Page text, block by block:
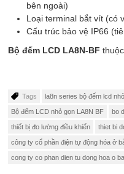
bên ngoài)
Loại terminal bắt vít (có
Cấu trúc bảo vệ IP66
Bộ đếm LCD LA8N-BF
Tags la8n series bộ đếm lcd
Bộ đếm LCD nhỏ gọn LA8N BF bo
thiết bị đo lường điều khiển thiet bi
công ty cổ phần điện tự động hóa ở
cong ty co phan dien tu dong hoa o